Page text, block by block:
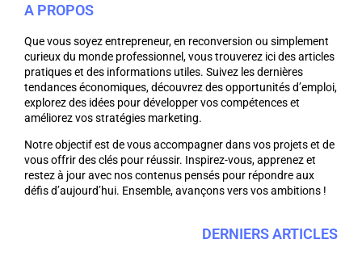
A PROPOS
Que vous soyez entrepreneur, en reconversion ou simplement
curieux du monde professionnel, vous trouverez ici des articles
pratiques et des informations utiles. Suivez les dernières
tendances économiques, découvrez des opportunités d’emploi,
explorez des idées pour développer vos compétences et
améliorez vos stratégies marketing.
Notre objectif est de vous accompagner dans vos projets et de
vous offrir des clés pour réussir. Inspirez-vous, apprenez et
restez à jour avec nos contenus pensés pour répondre aux
défis d’aujourd’hui. Ensemble, avançons vers vos ambitions !
DERNIERS ARTICLES